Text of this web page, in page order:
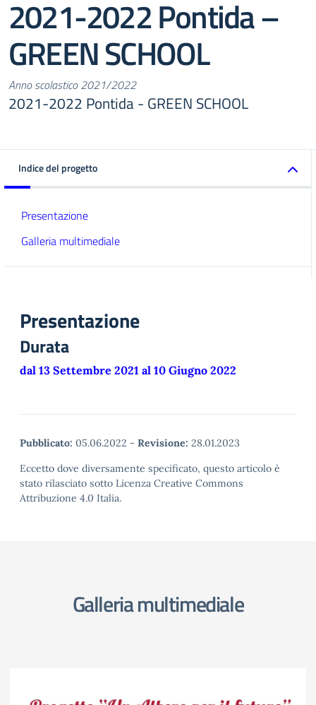
2021-2022 Pontida –
GREEN SCHOOL
Anno scolastico 2021/2022
2021-2022 Pontida - GREEN SCHOOL
Indice del progetto
Presentazione
Galleria multimediale
Presentazione
Durata
dal 13 Settembre 2021 al 10 Giugno 2022
Pubblicato: 05.06.2022 - Revisione: 28.01.2023
Eccetto dove diversamente specificato, questo articolo è
stato rilasciato sotto Licenza Creative Commons
Attribuzione 4.0 Italia.
Galleria multimediale